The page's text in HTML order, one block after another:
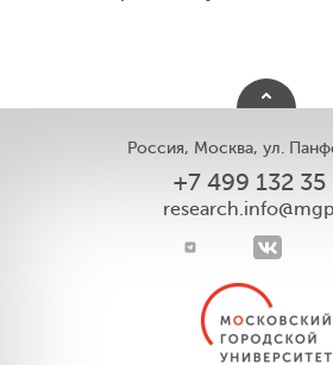
Россия, Москва, ул.
+7 499 132 35